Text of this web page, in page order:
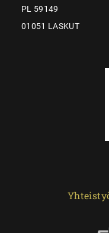
PL 59149
01051 LASKUT